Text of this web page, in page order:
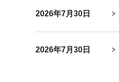
2026年7月30日
2026年7月30日